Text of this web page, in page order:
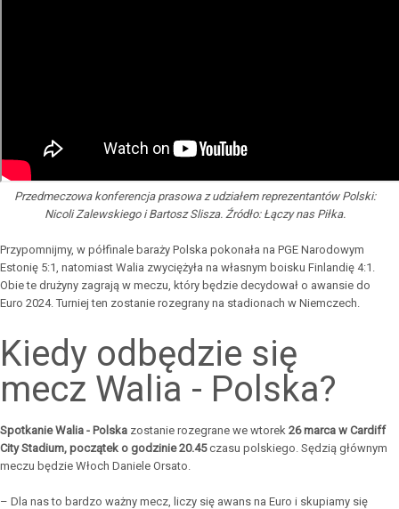
Przedmeczowa konferencja prasowa z udziałem reprezentantów Polski:
Nicoli Zalewskiego i Bartosz Slisza. Źródło: Łączy nas Piłka.
Przypomnijmy, w półfinale baraży Polska pokonała na PGE Narodowym
Estonię 5:1, natomiast Walia zwyciężyła na własnym boisku Finlandię 4:1.
Obie te drużyny zagrają w meczu, który będzie decydował o awansie do
Euro 2024. Turniej ten zostanie rozegrany na stadionach w Niemczech.
Kiedy odbędzie się
mecz Walia - Polska?
Spotkanie Walia - Polska zostanie rozegrane we wtorek 26 marca w Cardiff
City Stadium, początek o godzinie 20.45czasu polskiego. Sędzią głównym
meczu będzie Włoch Daniele Orsato.
– Dla nas to bardzo ważny mecz, liczy się awans na Euro i skupiamy się